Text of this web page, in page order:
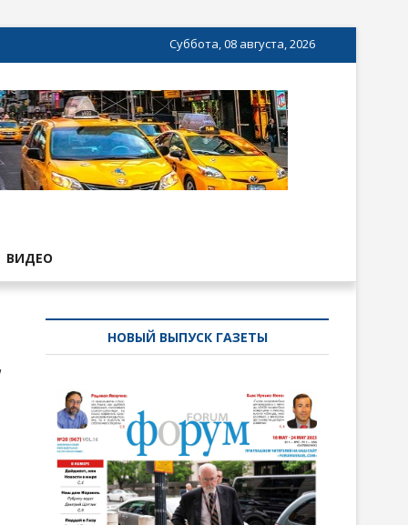
Суббота, 08 августа, 2026
ВИДЕО
НОВЫЙ ВЫПУСК ГАЗЕТЫ